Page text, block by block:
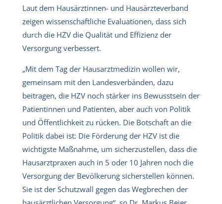
Laut dem Hausärztinnen- und Hausärzteverband
zeigen wissenschaftliche Evaluationen, dass sich
durch die HZV die Qualität und Effizienz der
Versorgung verbessert.
„Mit dem Tag der Hausarztmedizin wollen wir,
gemeinsam mit den Landesverbänden, dazu
beitragen, die HZV noch stärker ins Bewusstsein der
Patientinnen und Patienten, aber auch von Politik
und Öffentlichkeit zu rücken. Die Botschaft an die
Politik dabei ist: Die Förderung der HZV ist die
wichtigste Maßnahme, um sicherzustellen, dass die
Hausarztpraxen auch in 5 oder 10 Jahren noch die
Versorgung der Bevölkerung sicherstellen können.
Sie ist der Schutzwall gegen das Wegbrechen der